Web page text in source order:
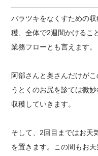
バラツキをなくすための
穫、全体で2週間かけるこ
業務フローとも言えます。
阿部さんと奥さんだけが
うとくのお尻を診ては微
収穫していきます。
そして、2回目まではお天
を置きます。この間もお